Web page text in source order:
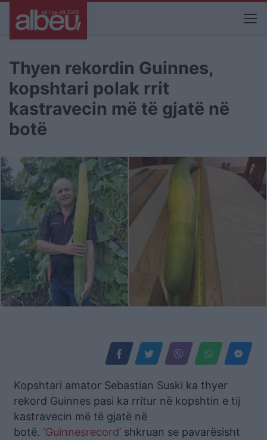
Thyen rekordin Guinnes,
kopshtari polak rrit
kastravecin më të gjatë në
botë
Kopshtari amator Sebastian Suski ka thyer
rekord Guinnes pasi ka rritur në kopshtin e tij
kastravecin më të gjatë në
botë. ‘Guinnesrecord’ shkruan se pavarësisht